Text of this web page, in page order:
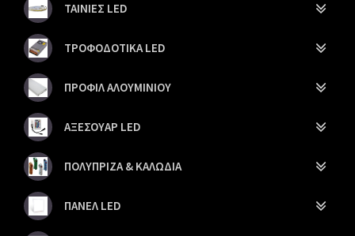
ΤΑΙΝΙΕΣ LED
ΤΡΟΦΟΔΟΤΙΚΑ LED
ΠΡΟΦΙΛ ΑΛΟΥΜΙΝΙΟΥ
ΑΞΕΣΟΥΑΡ LED
ΠΟΛΥΠΡΙΖΑ & ΚΑΛΩΔΙΑ
ΠΑΝΕΛ LED